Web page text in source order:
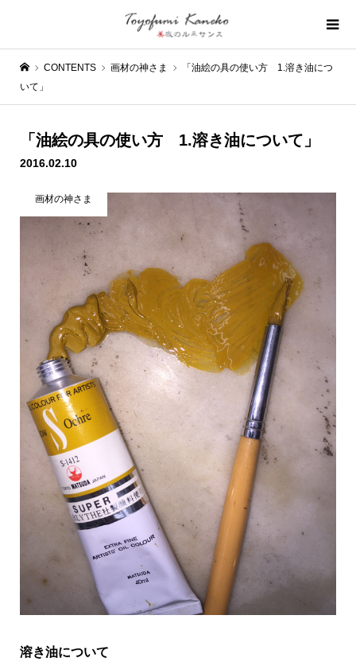
CONTENTS 画材の神さま
「油絵の具の使い方 1.溶き油につ
いて」
「油絵の具の使い方 1.溶き油について」
2016.02.10
画材の神さま
溶き油について